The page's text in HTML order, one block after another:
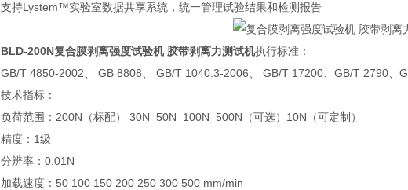
支持Lystem™实验室数据共享系统，统一管理试验结果和检测报告
BLD-200N复合膜剥离强度试验机 胶带剥离力测试机执行标准：
GB/T 4850-2002、 GB 8808、 GB/T 1040.3-2006、 GB/T 17200、GB/T 2790、
技术指标：
负荷范围：200N（标配） 30N 50N 100N 500N（可选）10N（可定制）
精度：1级
分辨率：0.01N
加载速度：50 100 150 200 250 300 500 mm/min